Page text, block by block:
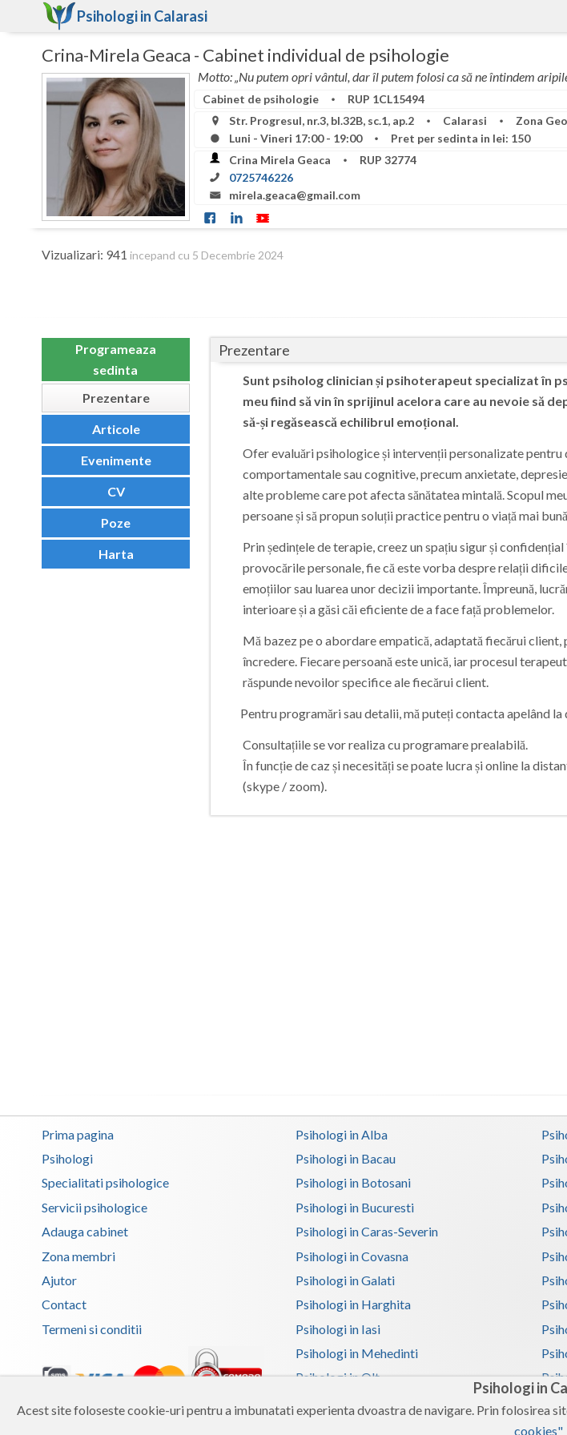
Psihologi in
Acest site foloseste cookie-uri pentru a imbunatati experienta dvoastra de navigare. Prin folosirea
cookies"
Psihologi in Calarasi
Crina-Mirela Geaca - Cabinet individual de psihologie
Motto: „Nu putem opri vântul, dar îl putem folosi ca să ne întindem
Cabinet de psihologie
RUP 1CL15494
Str. Progresul, nr.3, bl.32B, sc.1, ap.2
Calarasi
Zona
Luni - Vineri 17:00 - 19:00
Pret per sedinta in lei: 150
Crina Mirela Geaca
RUP 32774
0725746226
mirela.geaca@gmail.com
Vizualizari: 941 incepand cu 5 Decembrie 2024
Programeaza
sedinta
Prezentare
Articole
Evenimente
CV
Poze
Harta
Prezentare
Sunt psiholog clinician și psihoterapeut specializat în
meu fiind să vin în sprijinul acelora care au nevoie să
să-și regăsească echilibrul emoțional.
Ofer evaluări psihologice și intervenții personalizate
comportamentale sau cognitive, precum anxietate,
alte probleme care pot afecta sănătatea mintală. Scopul
persoane și să propun soluții practice pentru o viață mai
Prin ședințele de terapie, creez un spațiu sigur și
provocările personale, fie că este vorba despre relații
emoțiilor sau luarea unor decizii importante. Împreună,
interioare și a găsi căi eficiente de a face față problemelor.
Mă bazez pe o abordare empatică, adaptată fiecărui client,
încredere. Fiecare persoană este unică, iar procesul
răspunde nevoilor specifice ale fiecărui client.
Pentru programări sau detalii, mă puteți contacta apelând la
Consultațiile se vor realiza cu programare prealabilă.
În funcție de caz și necesități se poate lucra și online la
(skype / zoom).
Prima pagina
Psihologi
Specialitati psihologice
Servicii psihologice
Adauga cabinet
Zona membri
Ajutor
Contact
Termeni si conditii
Copyright 2026 Reframing SRL
Psihologi in Alba
Psihologi in Bacau
Psihologi in Botosani
Psihologi in Bucuresti
Psihologi in Caras-Severin
Psihologi in Covasna
Psihologi in Galati
Psihologi in Harghita
Psihologi in Iasi
Psihologi in Mehedinti
Psihologi in Olt